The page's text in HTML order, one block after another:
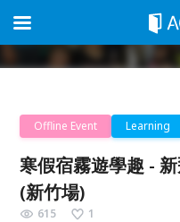
Offline Event Learning
寒假宿霧遊學趣 -
(新竹場)
615 1